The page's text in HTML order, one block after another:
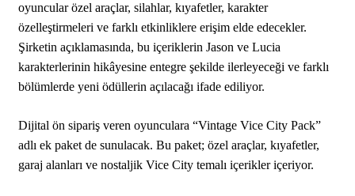
oyuncular özel araçlar, silahlar, kıyafetler, karakter
özelleştirmeleri ve farklı etkinliklere erişim elde edecekler.
Şirketin açıklamasında, bu içeriklerin Jason ve Lucia
karakterlerinin hikâyesine entegre şekilde ilerleyeceği ve farklı
bölümlerde yeni ödüllerin açılacağı ifade ediliyor.
Dijital ön sipariş veren oyunculara “Vintage Vice City Pack”
adlı ek paket de sunulacak. Bu paket; özel araçlar, kıyafetler,
garaj alanları ve nostaljik Vice City temalı içerikler içeriyor.